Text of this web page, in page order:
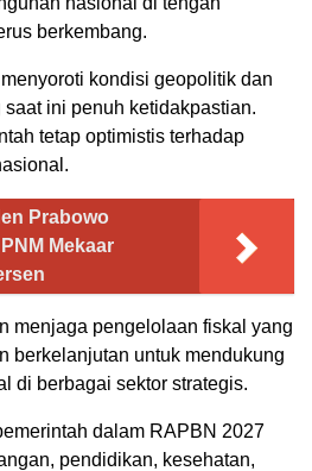
berkembang.
kondisi geopolitik dan
ini penuh ketidakpastian.
tetap optimistis terhadap
Prabowo
Mekaar
menjaga pengelolaan fiskal yang
berkelanjutan untuk mendukung
di berbagai sektor strategis.
dalam RAPBN 2027
pendidikan, kesehatan,